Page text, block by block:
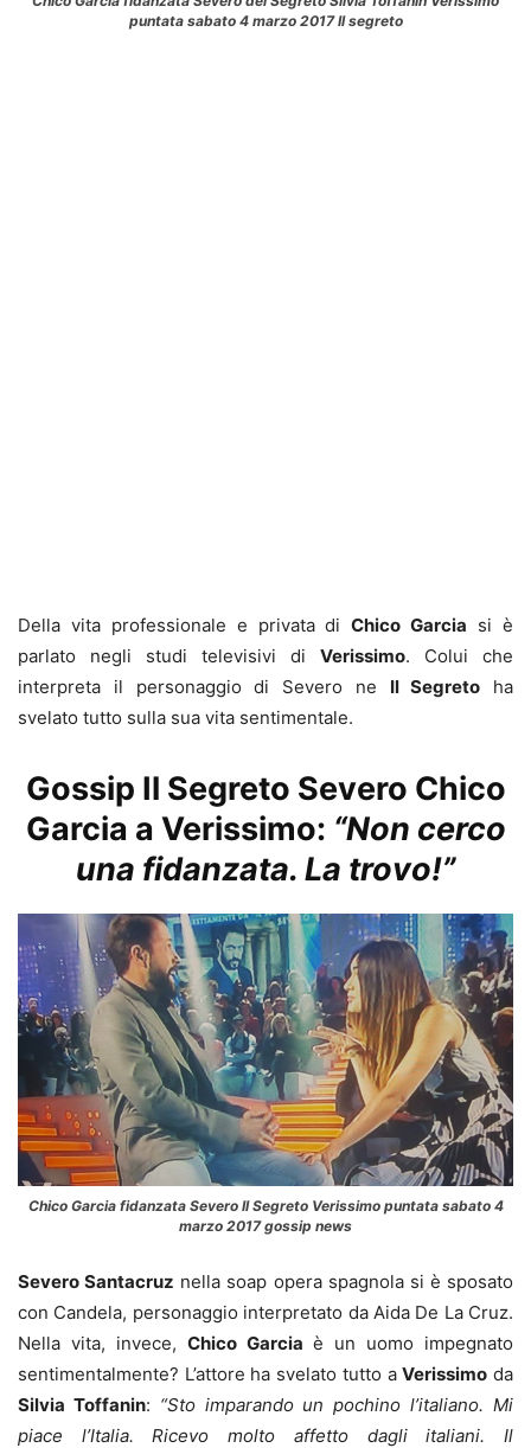
puntata sabato 4 marzo 2017 Il segreto
Della vita professionale e privata diChico Garcia si è
parlato negli studi televisivi di Verissimo. Colui che
interpreta il personaggio di Severo ne Il Segreto ha
svelato tutto sulla sua vita sentimentale.
Gossip Il Segreto Severo Chico
Garcia a Verissimo: “Non cerco
una fidanzata. La trovo!”
Chico Garcia fidanzata Severo Il Segreto Verissimo puntata sabato 4
marzo 2017 gossip news
Severo Santacruz nella soap opera spagnola si è sposato
con Candela, personaggio interpretato da Aida De La Cruz.
Nella vita, invece, Chico Garcia è un uomo impegnato
sentimentalmente? L’attore ha svelato tutto aVerissimo da
Silvia Toffanin: “Sto imparando un pochino l’italiano. Mi
piace l’Italia. Ricevo molto affetto dagli italiani. Il